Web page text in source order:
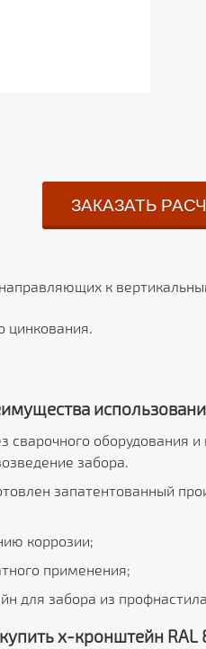
ЗАКАЗАТЬ
к
сварочного оборудования
забора.
запатентованный
коррозии;
применения;
для забора из
купить х-кронштейн RAL